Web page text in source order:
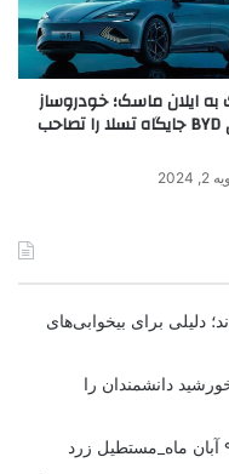
ایلان ماسک؛ خودروساز
چینی BYD جایگاه تسلا را تصاحب
2024
دلیلی برای بیخوابی‌های
دانشمندان را